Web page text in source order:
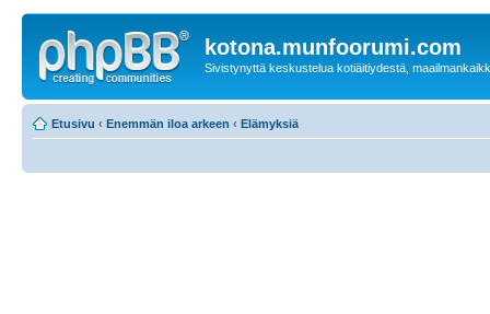
kotona.munfoorumi.com
Sivistynyttä keskustelua kotiäitiydestä,
Etusivu ‹ Enemmän iloa arkeen ‹ Elämyksiä